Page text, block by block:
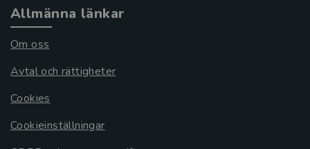
Allmänna länkar
Om oss
Avtal och rättigheter
Cookies
Cookieinställningar